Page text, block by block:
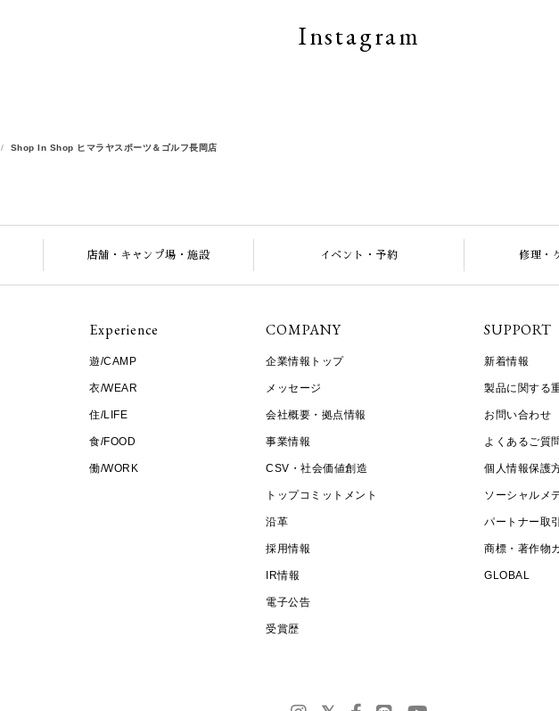
Instagram
Shop In Shop ヒマラヤスポーツ＆ゴルフ長岡店
店舗・キャンプ場・施設 イベント・予約 修理・
Experience
遊/CAMP
衣/WEAR
住/LIFE
食/FOOD
働/WORK
COMPANY
企業情報トップ
メッセージ
会社概要・拠点情報
事業情報
CSV・社会価値創造
トップコミットメント
沿革
採用情報
IR情報
電子公告
受賞歴
SUPPORT
新着情報
製品に関する
お問い合わせ
よくあるご質
個人情報保護
ソーシャルメ
パートナー取
商標・著作物
GLOBAL